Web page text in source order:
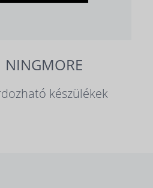
NINGMORE
készülékek